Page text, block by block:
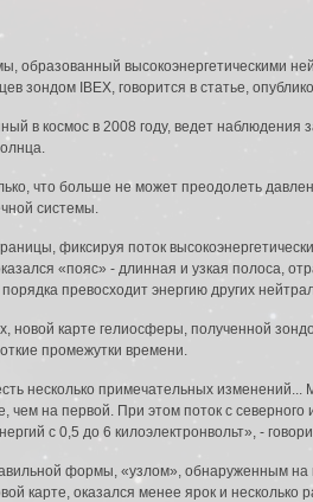
образованный высокоэнергетическими
зондом IBEX, говорится в статье,
в космос в 2008 году, ведет
что больше не может преодолеть
системы.
фиксируя поток
«пояс» - длинная и узкая полоса,
превосходит энергию других
новой карте гелиосферы, полученной
промежутки времени.
несколько примечательных
чем на первой. При этом поток с
с 0,5 до 6 килоэлектронвольт», -
формы, «узлом», обнаруженным на
карте, оказался менее ярок и